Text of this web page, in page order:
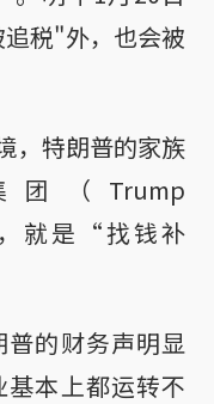
税"外，也会被
，特朗普的家族
（Trump
就是“找钱补
普的财务声明显
本上都运转不